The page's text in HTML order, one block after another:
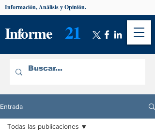
Informe 21
Información, Análisis y Opinión.
Entrada
Todas las publicaciones